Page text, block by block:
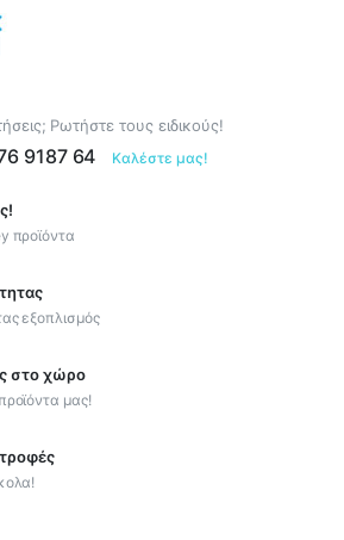
Ρωτήστε τους ειδικούς!
9187 64 Καλέστε μας!
προϊόντα
εξοπλισμός
στο χώρο
μας!